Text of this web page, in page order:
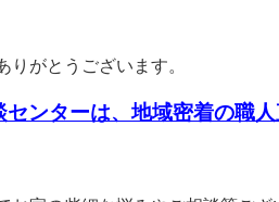
りがとうございます。
センターは、地域密着の職人